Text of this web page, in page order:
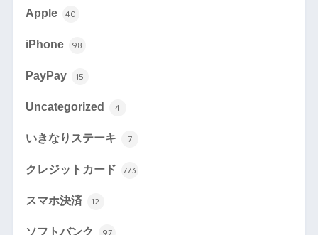
Apple 40
iPhone 98
PayPay 15
Uncategorized 4
いきなりステーキ 7
クレジットカード 773
スマホ決済 12
ソフトバンク 97